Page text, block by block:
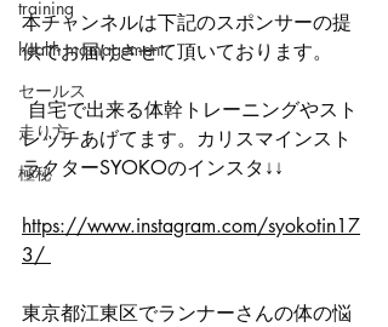
training
health mamagement
セールス
走り方
極秘
本チャンネルは下記のスポンサーの提
供でお届けさせて頂いております。
レッチあげてます。カリスマインスト
ラクターSYOKOのインスタ↓↓
https://www.instagram.com/syokotin17
3/
東京都江東区でランナーさんの体の悩